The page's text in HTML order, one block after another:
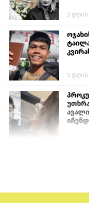
2 დღის
5 დღის